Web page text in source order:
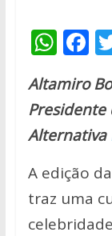
W
at
s
A
p
p
F
e
b
o
o
k
Altamiro
Presidente
Alternativa
A edição
traz uma